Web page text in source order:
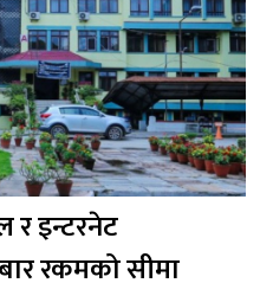
र इन्टरनेट
रकमको सीमा